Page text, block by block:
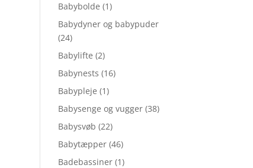
Babybolde (1)
Babydyner og babypuder
(24)
Babylifte (2)
Babynests (16)
Babypleje (1)
Babysenge og vugger (38)
Babysvøb (22)
Babytæpper (46)
Badebassiner (1)